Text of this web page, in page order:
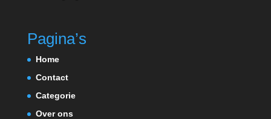
Pagina’s
Home
Contact
Categorie
Over ons